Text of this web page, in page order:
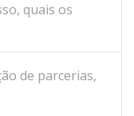
quais os
de parcerias,